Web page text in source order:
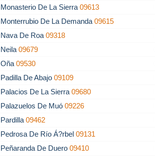
Monasterio De La Sierra09613
Monterrubio De La Demanda09615
Nava De Roa09318
Neila09679
Oña09530
Padilla De Abajo09109
Palacios De La Sierra09680
Palazuelos De Muó09226
Pardilla09462
Pedrosa De Río Á?rbel09131
Peñaranda De Duero09410